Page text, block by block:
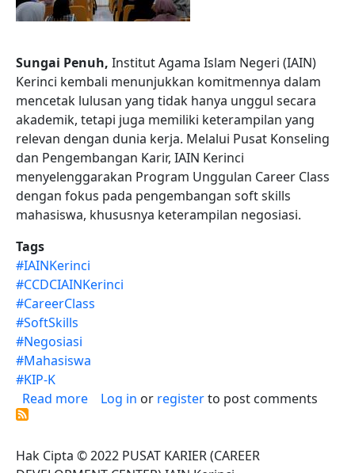
Sungai Penuh, Institut Agama Islam Negeri (IAIN)
Kerinci kembali menunjukkan komitmennya dalam
mencetak lulusan yang tidak hanya unggul secara
akademik, tetapi juga memiliki keterampilan yang
relevan dengan dunia kerja. Melalui Pusat Konseling
dan Pengembangan Karir, IAIN Kerinci
menyelenggarakan Program Unggulan Career Class
dengan fokus pada pengembangan soft skills
mahasiswa, khususnya keterampilan negosiasi.
Tags
#IAINKerinci
#CCDCIAINKerinci
#CareerClass
#SoftSkills
#Negosiasi
#Mahasiswa
#KIP-K
Read moreabout Keterampilan Negosiasi Menjadi
Log in or registerto post comments
Hak Cipta © 2022 PUSAT KARIER (CAREER